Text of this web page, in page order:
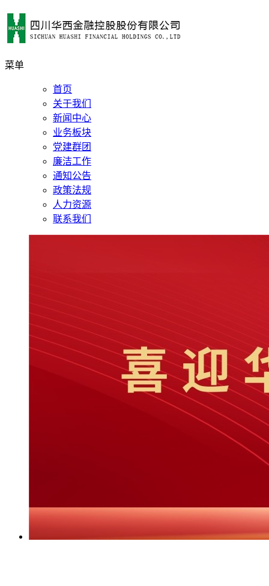
菜单
首页
关于我们
新闻中心
业务板块
党建群团
廉洁工作
通知公告
政策法规
人力资源
联系我们